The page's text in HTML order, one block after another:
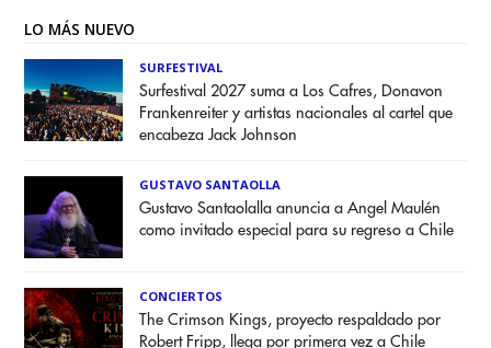
LO MÁS NUEVO
SURFESTIVAL
Surfestival 2027 suma a Los Cafres, Donavon
Frankenreiter y artistas nacionales al cartel que
encabeza Jack Johnson
GUSTAVO SANTAOLLA
Gustavo Santaolalla anuncia a Angel Maulén
como invitado especial para su regreso a Chile
CONCIERTOS
The Crimson Kings, proyecto respaldado por
Robert Fripp, llega por primera vez a Chile